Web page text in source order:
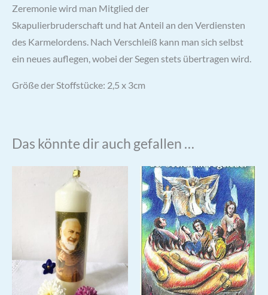
Zeremonie wird man Mitglied der
Skapulierbruderschaft und hat Anteil an den Verdiensten
des Karmelordens. Nach Verschleiß kann man sich selbst
ein neues auflegen, wobei der Segen stets übertragen wird.
Größe der Stoffstücke: 2,5 x 3cm
Das könnte dir auch gefallen …